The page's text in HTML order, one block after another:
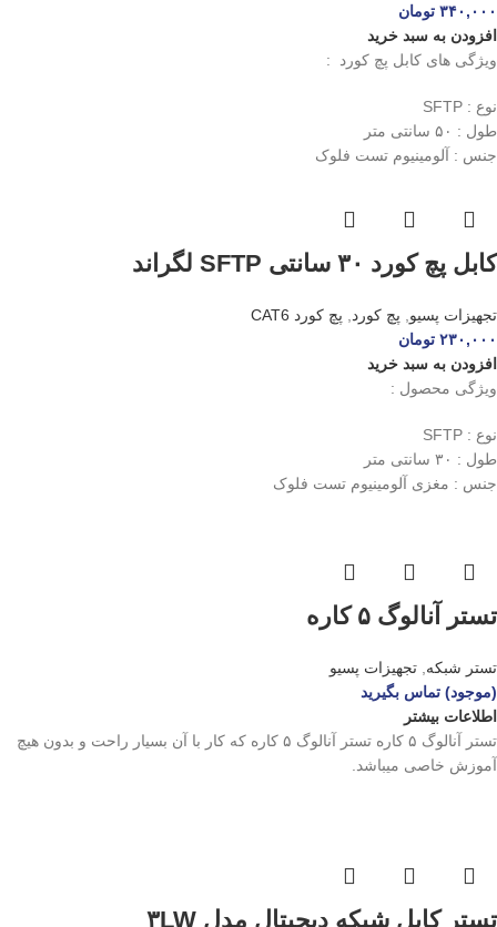
۳۴۰,۰۰۰ تومان
افزودن به سبد خرید
ویژگی های کابل پچ کورد :
نوع : SFTP
طول : ۵۰ سانتی متر
جنس : آلومینیوم تست فلوک
کابل پچ کورد ۳۰ سانتی SFTP لگراند
تجهیزات پسیو پچ کورد
پچ کورد CAT6
۲۳۰,۰۰۰ تومان
افزودن به سبد خرید
ویژگی محصول :
نوع : SFTP
طول : ۳۰ سانتی متر
جنس : مغزی آلومینیوم تست فلوک
تستر آنالوگ ۵ کاره
تستر شبکه تجهیزات پسیو
(موجود) تماس بگیرید
اطلاعات بیشتر
تستر آنالوگ ۵ کاره تستر آنالوگ ۵ کاره که کار با آن بسیار راحت و بدون هیچ
آموزش خاصی میباشد.
تستر کابل شبکه دیجیتال مدل ۳LW